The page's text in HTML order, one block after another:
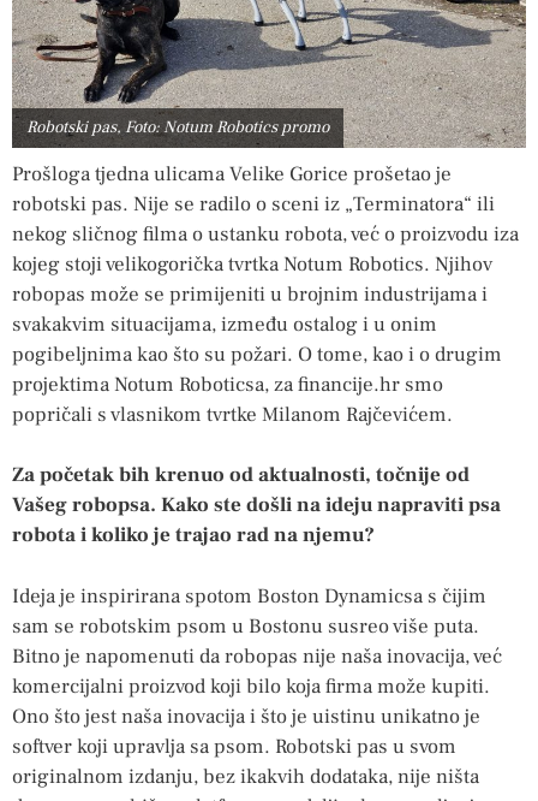
Robotski pas, Foto: Notum Robotics promo
Prošloga tjedna ulicama Velike Gorice prošetao je
robotski pas. Nije se radilo o sceni iz „Terminatora“ ili
nekog sličnog filma o ustanku robota, već o proizvodu iza
kojeg stoji velikogorička tvrtka Notum Robotics. Njihov
robopas može se primijeniti u brojnim industrijama i
svakakvim situacijama, između ostalog i u onim
pogibeljnima kao što su požari. O tome, kao i o drugim
projektima Notum Roboticsa, za financije.hr smo
popričali s vlasnikom tvrtke Milanom Rajčevićem.
Za početak bih krenuo od aktualnosti, točnije od
Vašeg robopsa. Kako ste došli na ideju napraviti psa
robota i koliko je trajao rad na njemu?
Ideja je inspirirana spotom Boston Dynamicsa s čijim
sam se robotskim psom u Bostonu susreo više puta.
Bitno je napomenuti da robopas nije naša inovacija, već
komercijalni proizvod koji bilo koja firma može kupiti.
Ono što jest naša inovacija i što je uistinu unikatno je
softver koji upravlja sa psom. Robotski pas u svom
originalnom izdanju, bez ikakvih dodataka, nije ništa